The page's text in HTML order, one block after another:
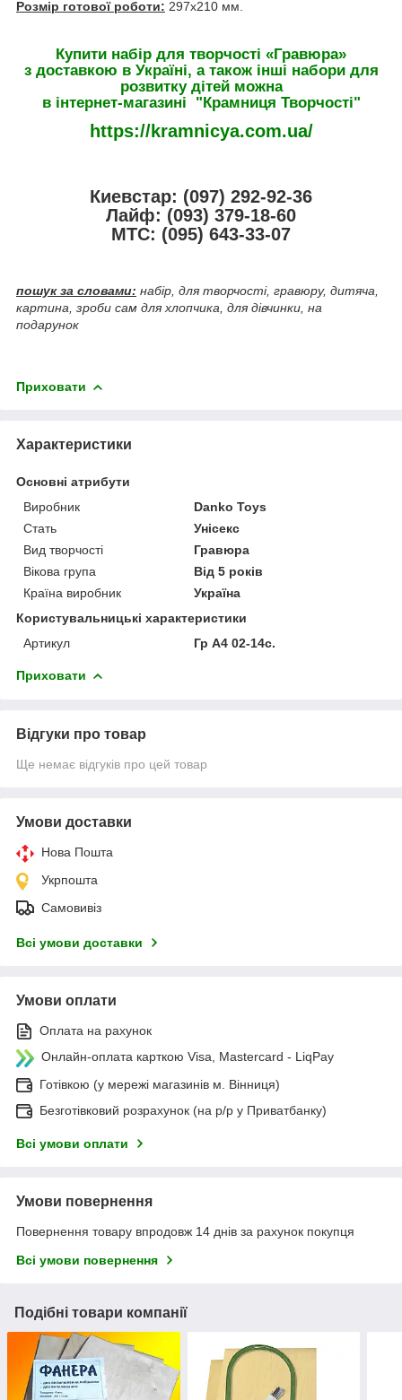
Розмір готової роботи: 297х210 мм.
Купити набір для творчості «Гравюра»
з доставкою в Україні, а також інші набори для
розвитку дітей можна
в інтернет-магазині "Крамниця Творчостi"
https://kramnicya.com.ua/
Киевстар: (097) 292-92-36
Лайф: (093) 379-18-60
МТС: (095) 643-33-07
пошук за словами: набір, для творчості, гравюру, дитяча,
картина, зроби сам для хлопчика, для дівчинки, на
подарунок
Приховати
Характеристики
Основні атрибути
Виробник
Danko Toys
Стать
Унісекс
Вид творчості
Гравюра
Вікова група
Від 5 років
Країна виробник
Україна
Користувальницькі характеристики
Артикул
Гр А4 02-14с.
Приховати
Відгуки про товар
Ще немає відгуків про цей товар
Умови доставки
Нова Пошта
Укрпошта
Самовивіз
Всі умови доставки
Умови оплати
Оплата на рахунок
Онлайн-оплата карткою Visa, Mastercard - LiqPay
Готівкою (у мережі магазинів м. Вінниця)
Безготівковий розрахунок (на р/р у Приватбанку)
Всі умови оплати
Умови повернення
Повернення товару впродовж 14 днів за рахунок покупця
Всі умови повернення
Подібні товари компанії